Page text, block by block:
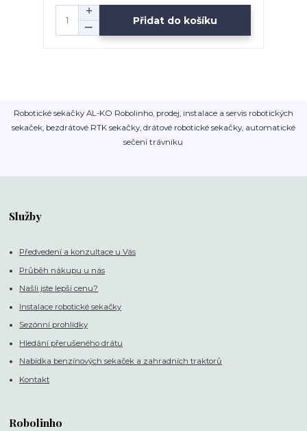
Přidat do košíku
Robotické sekačky AL-KO Robolinho, prodej, instalace a servis robotických
sekaček, bezdrátové RTK sekačky, drátové robotické sekačky, automatické
sečení trávníku
Služby
Předvedení a konzultace u Vás
Průběh nákupu u nás
Našli jste lepší cenu?
Instalace robotické sekačky
Sezónní prohlídky
Hledání přerušeného drátu
Nabídka benzínových sekaček a zahradních traktorů
Kontakt
Robolinho